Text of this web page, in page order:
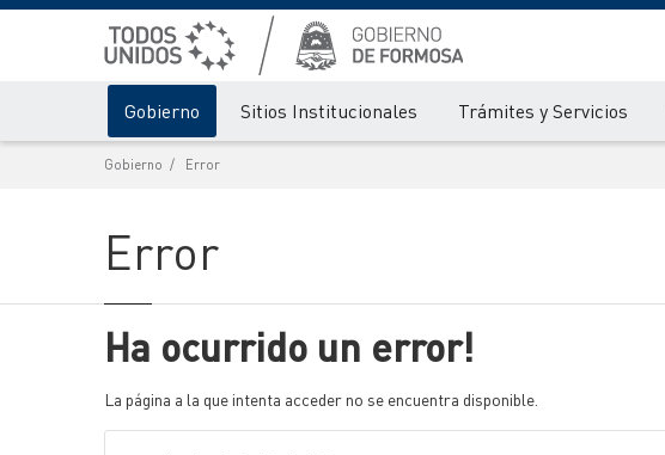
Gobierno Sitios Institucionales Trámites y Servicios
Gobierno Error
Error
Ha ocurrido un error!
La página a la que intenta acceder no se encuentra disponible.